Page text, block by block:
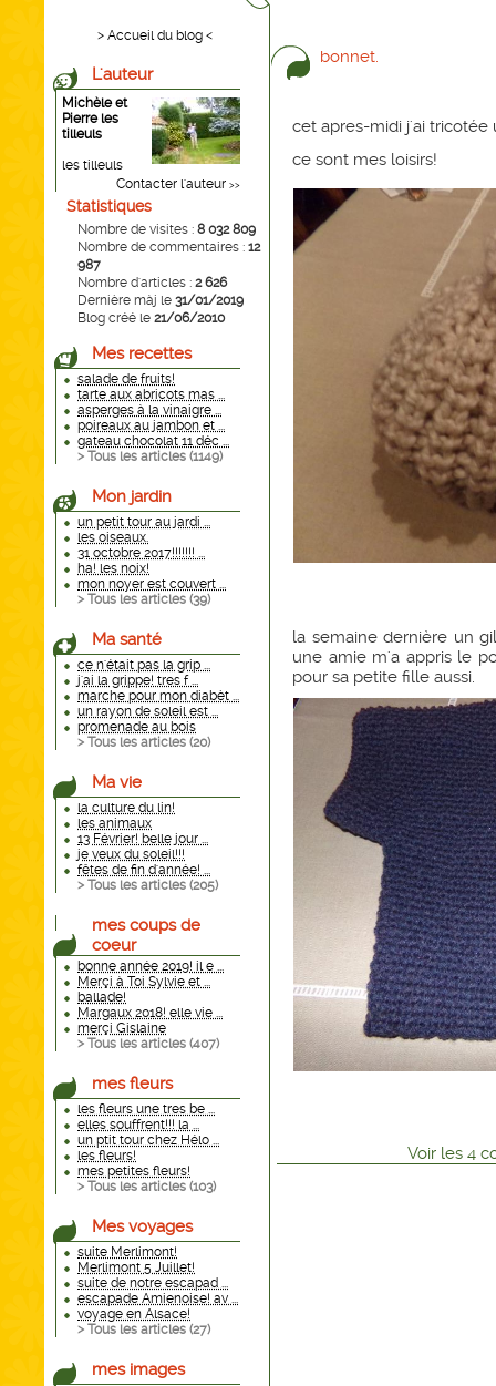
> Accueil du blog <
L'auteur
Michèle et
Pierre les
tilleuls
les tilleuls
Contacter l'auteur >>
Statistiques
Nombre de visites : 8 032 809
Nombre de commentaires : 12
987
Nombre d'articles : 2 626
Dernière màj le 31/01/2019
Blog créé le 21/06/2010
Mes recettes
salade de fruits!
tarte aux abricots mas ...
asperges à la vinaigre ...
poireaux au jambon et ...
gateau chocolat 11 déc ...
> Tous les articles (1149)
Mon jardin
un petit tour au jardi ...
les oiseaux.
31 octobre 2017!!!!!!! ...
ha! les noix!
mon noyer est couvert ...
> Tous les articles (39)
Ma santé
ce n'était pas la grip ...
j'ai la grippe! tres f ...
marche pour mon diabèt ...
un rayon de soleil est ...
promenade au bois
> Tous les articles (20)
Ma vie
la culture du lin!
les animaux
13 Février! belle jour ...
je veux du soleil!!!
fêtes de fin d'année! ...
> Tous les articles (205)
mes coups de
coeur
bonne année 2019! il e ...
Merçi à Toi Sylvie et ...
ballade!
Margaux 2018! elle vie ...
merçi Gislaine
> Tous les articles (407)
mes fleurs
les fleurs une tres be ...
elles souffrent!!! la ...
un ptit tour chez Hélo ...
les fleurs!
mes petites fleurs!
> Tous les articles (103)
Mes voyages
suite Merlimont!
Merlimont 5 Juillet!
suite de notre escapad ...
escapade Amienoise! av ...
voyage en Alsace!
> Tous les articles (27)
mes images
bonnet.
cet apres-midi j'ai
ce sont mes loisirs!
la semaine dernière un
une amie m'a appris le
pour sa petite fille aussi.
Voir les 4